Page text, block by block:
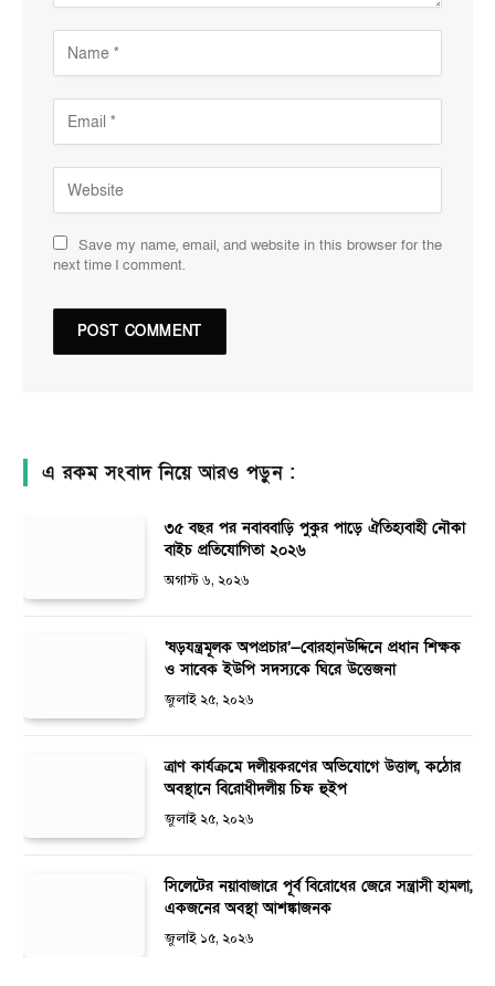
Save my name, email, and website in this browser for the
next time I comment.
এ রকম সংবাদ নিয়ে আরও পড়ুন :
৩৫ বছর পর নবাববাড়ি পুকুর পাড়ে ঐতিহ্যবাহী নৌকা
বাইচ প্রতিযোগিতা ২০২৬
অগাস্ট ৬, ২০২৬
‘ষড়যন্ত্রমূলক অপপ্রচার’—বোরহানউদ্দিনে প্রধান শিক্ষক
ও সাবেক ইউপি সদস্যকে ঘিরে উত্তেজনা
জুলাই ২৫, ২০২৬
ত্রাণ কার্যক্রমে দলীয়করণের অভিযোগে উত্তাল, কঠোর
অবস্থানে বিরোধীদলীয় চিফ হুইপ
জুলাই ২৫, ২০২৬
সিলেটের নয়াবাজারে পূর্ব বিরোধের জেরে সন্ত্রাসী হামলা,
একজনের অবস্থা আশঙ্কাজনক
জুলাই ১৫, ২০২৬